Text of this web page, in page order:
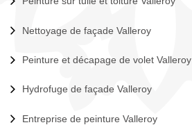
Nettoyage de façade Valleroy
Peinture et décapage de volet Valleroy
Hydrofuge de façade Valleroy
Entreprise de peinture Valleroy